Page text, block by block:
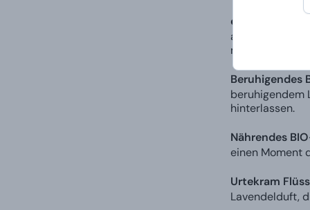
alle Haartypen
müssen Sie
Beruhigendes
beruhigendem
hinterlassen.
Nährendes
einen Moment
Urtekram
Lavendelduft,